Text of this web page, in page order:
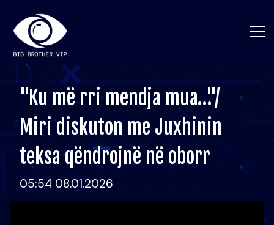
"Ku më rri mendja mua…"/
Miri diskuton me Juxhinin
teksa qëndrojnë në oborr
05:54 08.01.2026